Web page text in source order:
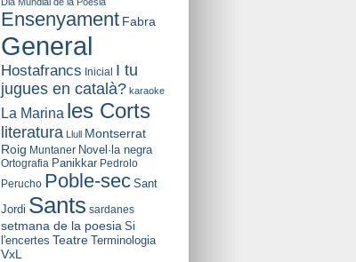
Ensenyament Fabra
General
Hostafrancs Inicial I tu
jugues en català? karaoke
La Marina les Corts
literatura Llull Montserrat
Roig Muntaner Novel·la negra
Ortografia Panikkar Pedrolo
Perucho Poble-sec Sant
Jordi Sants sardanes
setmana de la poesia Si
l'encertes Teatre Terminologia
VxL